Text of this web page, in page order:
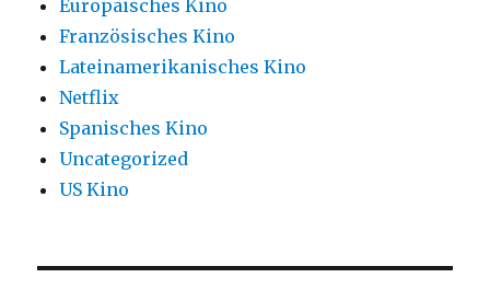
Europäisches Kino
Französisches Kino
Lateinamerikanisches Kino
Netflix
Spanisches Kino
Uncategorized
US Kino